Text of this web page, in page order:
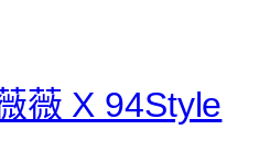
薇 X 94Style